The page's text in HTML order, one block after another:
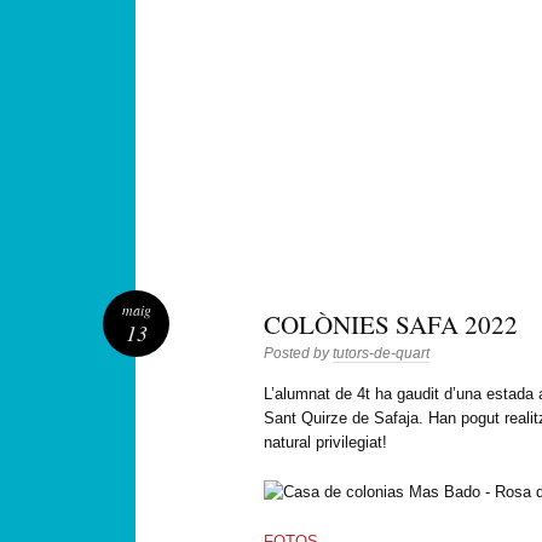
COLÒNIES SAFA 2022
Posted bytutors-de-quart
L’alumnat de 4t ha gaudit d’una
Sant Quirze de Safaja. Han pogut
natural privilegiat!
maig
13